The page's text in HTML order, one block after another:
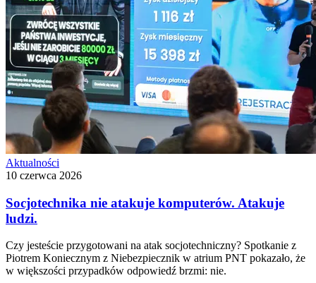
Aktualności
10 czerwca 2026
Socjotechnika nie atakuje komputerów. Atakuje
ludzi.
Czy jesteście przygotowani na atak socjotechniczny? Spotkanie z
Piotrem Koniecznym z Niebezpiecznik w atrium PNT pokazało, że
w większości przypadków odpowiedź brzmi: nie.